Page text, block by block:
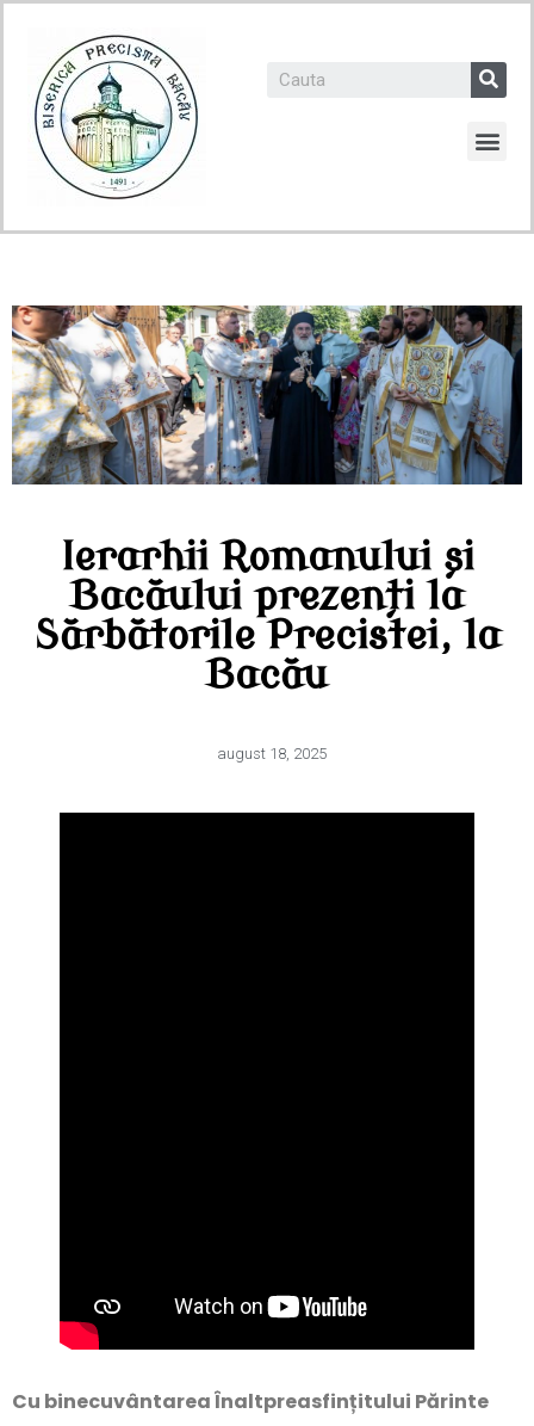
Ierarhii Romanului și
Bacăului prezenți la
Sărbătorile Precistei, la
Bacău
august 18, 2025
Cu binecuvântarea Înaltpreasfințitului Părinte